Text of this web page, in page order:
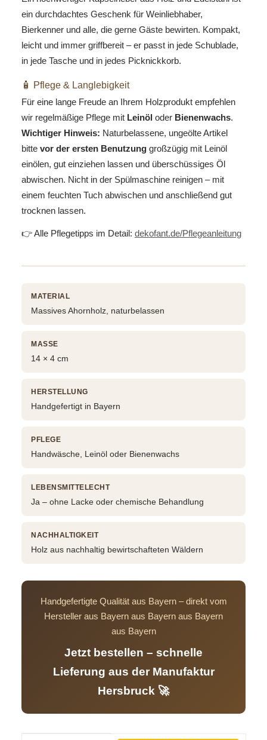
ein durchdachtes Geschenk für Weinliebhaber,
Bierkenner und alle, die gerne Gäste bewirten. Kompakt,
leicht und immer griffbereit – er passt in jede Schublade,
in jede Tasche und in jedes Picknickkorb.
🧴 Pflege & Langlebigkeit
Für eine lange Freude an Ihrem Holzprodukt empfehlen
wir regelmäßige Pflege mit Leinöl oder Bienenwachs.
Wichtiger Hinweis: Naturbelassene, ungeölte Artikel
bitte vor der ersten Benutzung großzügig mit Leinöl
einölen, gut einziehen lassen und überschüssiges Öl
abwischen. Nicht in der Spülmaschine reinigen – mit
einem feuchten Tuch abwischen und anschließend gut
trocknen lassen.
👉 Alle Pflegetipps im Detail: dekofant.de/Pflegeanleitung
MATERIAL
Massives Ahornholz, naturbelassen
MASSE
14 × 4 cm
HERSTELLUNG
Handgefertigt in Bayern
PFLEGE
Handwäsche, Leinöl oder Bienenwachs
LEBENSMITTELECHT
Ja – ohne Lacke oder chemische Behandlung
NACHHALTIGKEIT
Holz aus nachhaltig bewirtschafteten Wäldern
Handgefertigte Qualität aus Bayern – direkt vom
Hersteller aus Bayern aus Bayern aus Bayern
aus Bayern
Jetzt bestellen – schnelle
Lieferung aus der Manufaktur
Hersbruck 🚀